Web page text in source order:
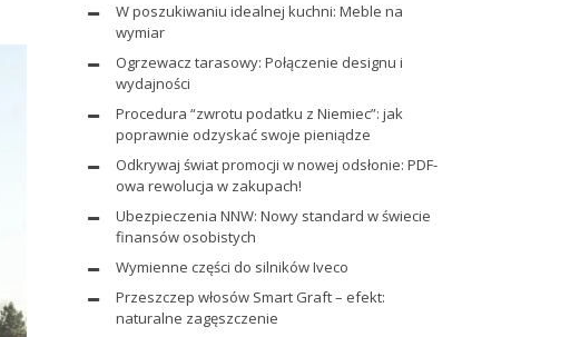
W poszukiwaniu idealnej kuchni: Meble na
wymiar
Ogrzewacz tarasowy: Połączenie designu i
wydajności
Procedura “zwrotu podatku z Niemiec”: jak
poprawnie odzyskać swoje pieniądze
Odkrywaj świat promocji w nowej odsłonie: PDF-
owa rewolucja w zakupach!
Ubezpieczenia NNW: Nowy standard w świecie
finansów osobistych
Wymienne części do silników Iveco
Przeszczep włosów Smart Graft – efekt:
naturalne zagęszczenie